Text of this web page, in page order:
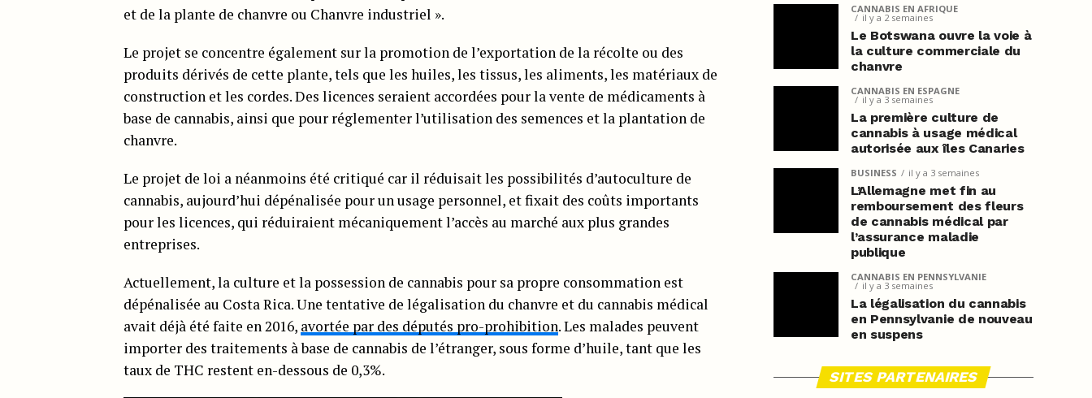
et de la plante de chanvre ou Chanvre industriel ».
Le projet se concentre également sur la promotion de l’exportation de la récolte ou des
produits dérivés de cette plante, tels que les huiles, les tissus, les aliments, les matériaux de
construction et les cordes. Des licences seraient accordées pour la vente de médicaments à
base de cannabis, ainsi que pour réglementer l’utilisation des semences et la plantation de
chanvre.
Le projet de loi a néanmoins été critiqué car il réduisait les possibilités d’autoculture de
cannabis, aujourd’hui dépénalisée pour un usage personnel, et fixait des coûts importants
pour les licences, qui réduiraient mécaniquement l’accès au marché aux plus grandes
entreprises.
Actuellement, la culture et la possession de cannabis pour sa propre consommation est
dépénalisée au Costa Rica. Une tentative de légalisation du chanvre et du cannabis médical
avait déjà été faite en 2016, avortée par des députés pro-prohibition. Les malades peuvent
importer des traitements à base de cannabis de l’étranger, sous forme d’huile, tant que les
taux de THC restent en-dessous de 0,3%.
CANNABIS EN AFRIQUE
il y a 2 semaines
Le Botswana ouvre la voie à
la culture commerciale du
chanvre
CANNABIS EN ESPAGNE
il y a 3 semaines
La première culture de
cannabis à usage médical
autorisée aux îles Canaries
BUSINESS il y a 3 semaines
L’Allemagne met fin au
remboursement des fleurs
de cannabis médical par
l’assurance maladie
publique
CANNABIS EN PENNSYLVANIE
il y a 3 semaines
La légalisation du cannabis
en Pennsylvanie de nouveau
en suspens
SITES PARTENAIRES